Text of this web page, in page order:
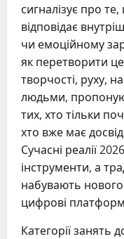
сигналізує про
відповідає
чи емоційному
як перетворити
творчості, руху,
людьми,
тих, хто тільки
хто вже має
Сучасні реалії
інструменти, а
набувають
цифрові
Категорії занять